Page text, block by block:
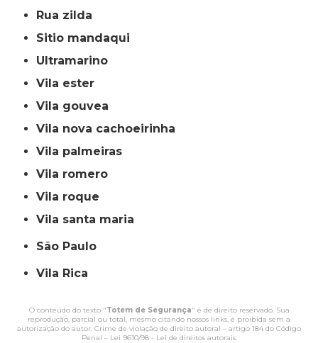
rua zilda
sitio mandaqui
ultramarino
vila ester
vila gouvea
vila nova cachoeirinha
vila palmeiras
vila romero
vila roque
vila santa maria
São Paulo
Vila Rica
O conteúdo do texto "Totem de Segurança" é de direito reservado. Sua
reprodução, parcial ou total, mesmo citando nossos links, é proibida sem a
autorização do autor. Crime de violação de direito autoral – artigo 184 do Código
Penal – Lei 9610/98 - Lei de direitos autorais.